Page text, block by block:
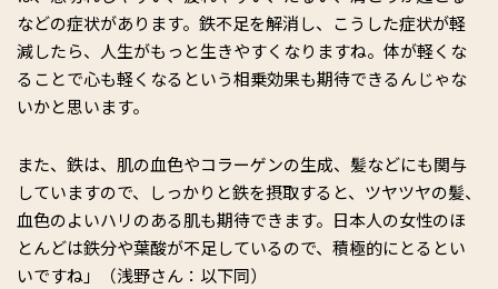
などの症状があります。鉄不足を解消し、こうした症状が軽
減したら、人生がもっと生きやすくなりますね。体が軽くな
ることで心も軽くなるという相乗効果も期待できるんじゃな
いかと思います。
また、鉄は、肌の血色やコラーゲンの生成、髪などにも関与
していますので、しっかりと鉄を摂取すると、ツヤツヤの髪、
血色のよいハリのある肌も期待できます。日本人の女性のほ
とんどは鉄分や葉酸が不足しているので、積極的にとるとい
いですね」（浅野さん：以下同）